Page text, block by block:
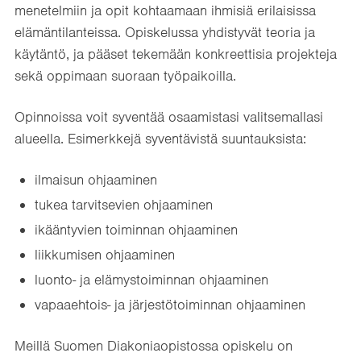
menetelmiin ja opit kohtaamaan ihmisiä erilaisissa
elämäntilanteissa. Opiskelussa yhdistyvät teoria ja
käytäntö, ja pääset tekemään konkreettisia projekteja
sekä oppimaan suoraan työpaikoilla.
Opinnoissa voit syventää osaamistasi valitsemallasi
alueella. Esimerkkejä syventävistä suuntauksista:
ilmaisun ohjaaminen
tukea tarvitsevien ohjaaminen
ikääntyvien toiminnan ohjaaminen
liikkumisen ohjaaminen
luonto- ja elämystoiminnan ohjaaminen
vapaaehtois- ja järjestötoiminnan ohjaaminen
Meillä Suomen Diakoniaopistossa opiskelu on